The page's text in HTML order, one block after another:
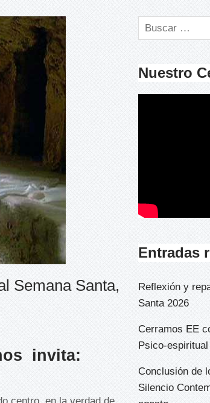
Semana Santa,
invita:
Nuestro
Entradas
Reflexión y
Santa 2026
Cerramos EE
Psico-espiritual
Conclusión de
Silencio